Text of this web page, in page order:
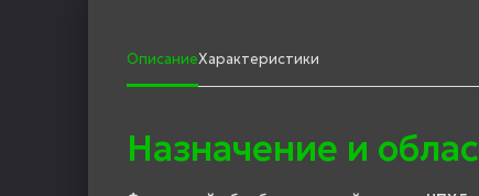
ОписаниеХарактеристики
Назначение и